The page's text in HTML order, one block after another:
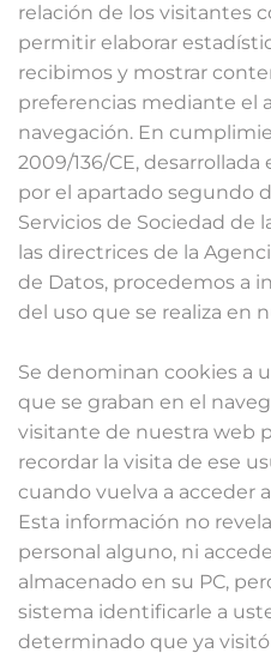
relación de los visitantes
permitir elaborar
recibimos y mostrar
preferencias mediante el
navegación. En
2009/136/CE,
por el apartado segundo
Servicios de Sociedad de
las directrices de la
de Datos, procedemos a
del uso que se realiza en
Se denominan cookies a
que se graban en el
visitante de nuestra web
recordar la visita de ese
cuando vuelva a acceder
Esta información no
personal alguno, ni
almacenado en su PC,
sistema identificarle a
determinado que ya